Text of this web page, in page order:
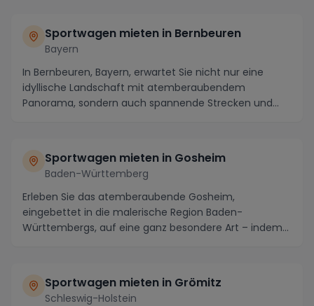
Sportwagen mieten in Bernbeuren
Bayern
In Bernbeuren, Bayern, erwartet Sie nicht nur eine
idyllische Landschaft mit atemberaubendem
Panorama, sondern auch spannende Strecken und
Sportwagen mieten in Gosheim
Baden-Württemberg
Erleben Sie das atemberaubende Gosheim,
eingebettet in die malerische Region Baden-
Württembergs, auf eine ganz besondere Art – indem
Sportwagen mieten in Grömitz
Schleswig-Holstein